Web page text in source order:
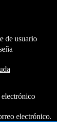
de usuario
electrónico.